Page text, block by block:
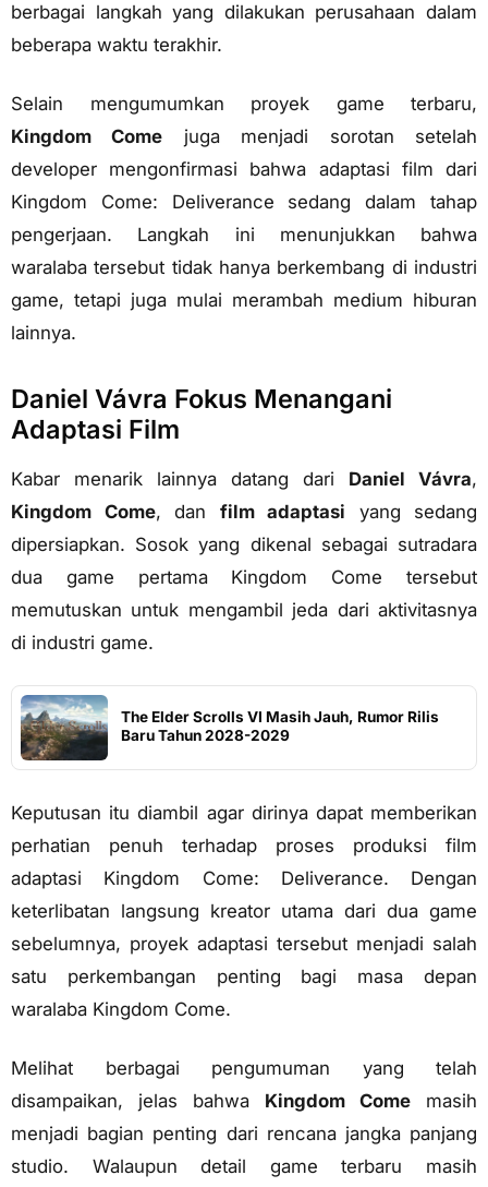
berbagai langkah yang dilakukan perusahaan dalam
beberapa waktu terakhir.
Selain mengumumkan proyek game terbaru,
Kingdom Come juga menjadi sorotan setelah
developer mengonfirmasi bahwa adaptasi film dari
Kingdom Come: Deliverance sedang dalam tahap
pengerjaan. Langkah ini menunjukkan bahwa
waralaba tersebut tidak hanya berkembang di industri
game, tetapi juga mulai merambah medium hiburan
lainnya.
Daniel Vávra Fokus Menangani
Adaptasi Film
Kabar menarik lainnya datang dari Daniel Vávra,
Kingdom Come, dan film adaptasi yang sedang
dipersiapkan. Sosok yang dikenal sebagai sutradara
dua game pertama Kingdom Come tersebut
memutuskan untuk mengambil jeda dari aktivitasnya
di industri game.
The Elder Scrolls VI Masih Jauh, Rumor Rilis
Baru Tahun 2028-2029
Keputusan itu diambil agar dirinya dapat memberikan
perhatian penuh terhadap proses produksi film
adaptasi Kingdom Come: Deliverance. Dengan
keterlibatan langsung kreator utama dari dua game
sebelumnya, proyek adaptasi tersebut menjadi salah
satu perkembangan penting bagi masa depan
waralaba Kingdom Come.
Melihat berbagai pengumuman yang telah
disampaikan, jelas bahwa Kingdom Come masih
menjadi bagian penting dari rencana jangka panjang
studio. Walaupun detail game terbaru masih